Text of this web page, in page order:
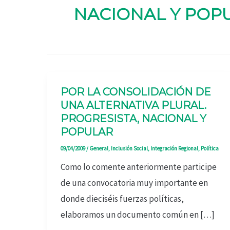
NACIONAL Y
POR LA CONSOLIDACIÓN DE
UNA ALTERNATIVA PLURAL.
PROGRESISTA, NACIONAL Y
POPULAR
09/04/2009/ General, Inclusión Social, Integración Regional, Política
Como lo comente anteriormente participe
de una convocatoria muy importante en
donde dieciséis fuerzas políticas,
elaboramos un documento común en […]